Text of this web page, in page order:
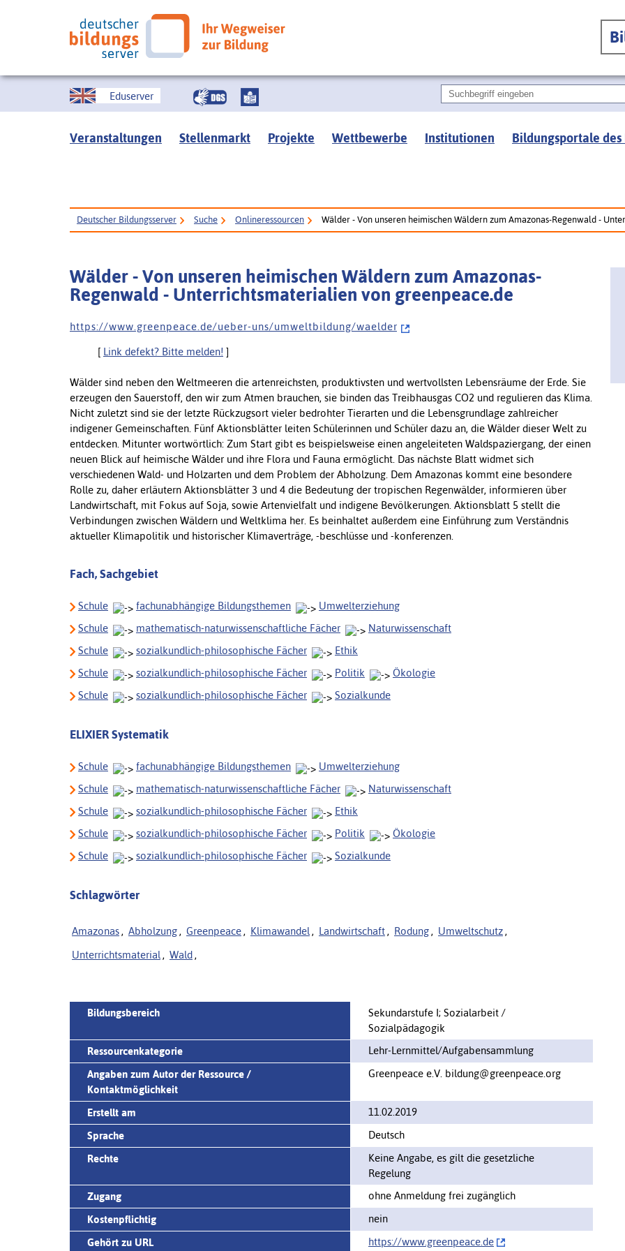
Eduserver
Veranstaltungen Stellenmarkt Projekte Wettbewerbe Institutionen Bildungsportale des
Deutscher Bildungsserver Suche Onlineressourcen Wälder - Von unseren heimischen Wäldern zum Amazonas-Regenwald -
Wälder - Von unseren heimischen Wäldern zum Amazonas-
Regenwald - Unterrichtsmaterialien von greenpeace.de
h t t p s : / / w w w . g r e e n p e a c e . d e / u e b e r - u n s / u m w e l t b i l d u n g / w a e l d e r
[ Link defekt? Bitte melden! ]
Wälder sind neben den Weltmeeren die artenreichsten, produktivsten und wertvollsten Lebensräume der Erde. Sie
erzeugen den Sauerstoff, den wir zum Atmen brauchen, sie binden das Treibhausgas CO2 und regulieren das Klima.
Nicht zuletzt sind sie der letzte Rückzugsort vieler bedrohter Tierarten und die Lebensgrundlage zahlreicher
indigener Gemeinschaften. Fünf Aktionsblätter leiten Schülerinnen und Schüler dazu an, die Wälder dieser Welt zu
entdecken. Mitunter wortwörtlich: Zum Start gibt es beispielsweise einen angeleiteten Waldspaziergang, der einen
neuen Blick auf heimische Wälder und ihre Flora und Fauna ermöglicht. Das nächste Blatt widmet sich
verschiedenen Wald- und Holzarten und dem Problem der Abholzung. Dem Amazonas kommt eine besondere
Rolle zu, daher erläutern Aktionsblätter 3 und 4 die Bedeutung der tropischen Regenwälder, informieren über
Landwirtschaft, mit Fokus auf Soja, sowie Artenvielfalt und indigene Bevölkerungen. Aktionsblatt 5 stellt die
Verbindungen zwischen Wäldern und Weltklima her. Es beinhaltet außerdem eine Einführung zum Verständnis
aktueller Klimapolitik und historischer Klimaverträge, -beschlüsse und -konferenzen.
Fach, Sachgebiet
Schule fachunabhängige Bildungsthemen
Umwelterziehung
Schule
mathematisch-naturwissenschaftliche Fächer
Naturwissenschaft
Schule
sozialkundlich-philosophische Fächer
Ethik
Schule
sozialkundlich-philosophische Fächer Politik
Ökologie
Schule
sozialkundlich-philosophische Fächer Sozialkunde
ELIXIER Systematik
Schule fachunabhängige Bildungsthemen
Umwelterziehung
Schule
mathematisch-naturwissenschaftliche Fächer
Naturwissenschaft
Schule
sozialkundlich-philosophische Fächer
Ethik
Schule
sozialkundlich-philosophische Fächer Politik
Ökologie
Schule
sozialkundlich-philosophische Fächer Sozialkunde
Schlagwörter
Amazonas , Abholzung , Greenpeace , Klimawandel , Landwirtschaft , Rodung , Umweltschutz ,
Unterrichtsmaterial , Wald ,
Bildungsbereich
Sekundarstufe I; Sozialarbeit /
Sozialpädagogik
Ressourcenkategorie
Lehr-Lernmittel/Aufgabensammlung
Angaben zum Autor der Ressource /
Kontaktmöglichkeit
Greenpeace e.V. bildung@greenpeace.org
Erstellt am
11.02.2019
Sprache
Deutsch
Rechte
Keine Angabe, es gilt die gesetzliche
Regelung
Zugang
ohne Anmeldung frei zugänglich
Kostenpflichtig
nein
Gehört zu URL
https://‌www.greenpeace.de